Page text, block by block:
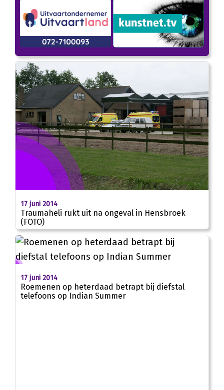
17 juni 2014
Traumaheli rukt uit na ongeval in Hensbroek
(FOTO)
17 juni 2014
Roemenen op heterdaad betrapt bij diefstal
telefoons op Indian Summer